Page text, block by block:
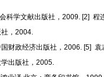
科学文献出版社，2009. [2]
，2004.
财政经济出版社，2006. [5]
出版社，2005.